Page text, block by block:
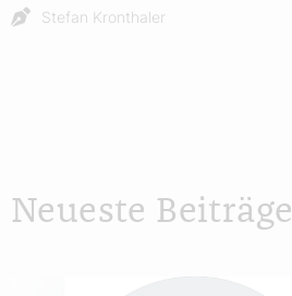
Stefan Kronthaler
Neueste Beiträge